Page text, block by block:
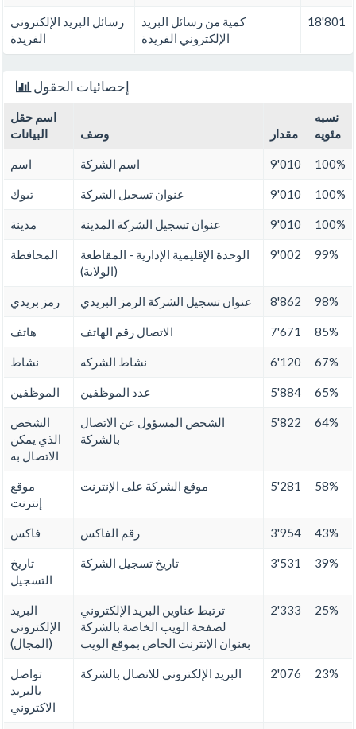
رسائل البريد الإلكتروني
الفريدة
كمية من رسائل البريد
الإلكتروني الفريدة
18'801
إحصائيات الحقول
اسم حقل
البيانات
وصف مقدار
نسبه
مئويه
اسم اسم الشركة 9'010 100%
تبوك عنوان تسجيل الشركة 9'010 100%
مدينة عنوان تسجيل الشركة المدينة 9'010 100%
المحافظة
الوحدة الإقليمية الإدارية - المقاطعة
(الولاية)
9'002 99%
رمز بريدي عنوان تسجيل الشركة الرمز البريدي 8'862 98%
هاتف الاتصال رقم الهاتف 7'671 85%
نشاط نشاط الشركه 6'120 67%
الموظفين عدد الموظفين 5'884 65%
الشخص
الذي يمكن
الاتصال به
الشخص المسؤول عن الاتصال
بالشركة
5'822 64%
موقع
إنترنت
موقع الشركة على الإنترنت 5'281 58%
فاكس رقم الفاكس 3'954 43%
تاريخ
التسجيل
تاريخ تسجيل الشركة 3'531 39%
البريد
الإلكتروني
(المجال)
ترتبط عناوين البريد الإلكتروني
لصفحة الويب الخاصة بالشركة
بعنوان الإنترنت الخاص بموقع الويب
2'333 25%
تواصل
بالبريد
الاكتروني
البريد الإلكتروني للاتصال بالشركة 2'076 23%